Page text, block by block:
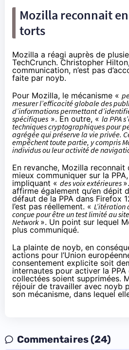
Mozilla reconnait
torts
Mozilla a réagi auprès de
TechCrunch. Christopher
communication, n’est pas
faite par noyb.
Pour Mozilla, le mécanisme «
mesurer l’efficacité globale des
d’informations permettant
spécifiques ». En outre, « la PPA
techniques cryptographiques pour
agrégée qui préserve la vie privée.
empêchent toute partie, y compris
individus ou leur activité de
En revanche, Mozilla reconnait
mieux communiquer sur la
impliquant « des voix extérieures
affirme également qu’en dépit
défaut de la PPA dans Firefox
l’est pas réellement. « L’itération
conçue pour être un test limité au
Network ». Un point sur lequel
plus communiqué.
La plainte de noyb, en
actions pour l’Union
consentement explicite soit
internautes pour activer la
collectées soient supprimées.
réjouir de travailler avec noyb
son mécanisme, dans lequel
Commentaires (24)